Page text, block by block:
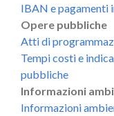
IBAN e pagamenti
Opere pubbliche
Atti di
Tempi costi e
pubbliche
Informazioni
Informazioni